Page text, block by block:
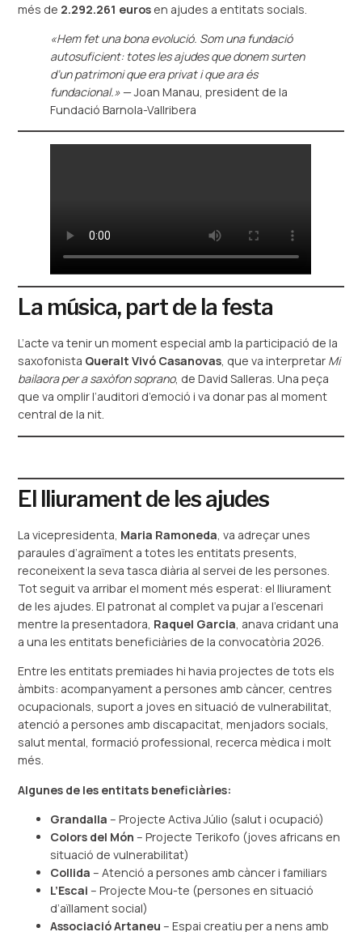
més de 2.292.261 euros en ajudes a entitats socials.
«Hem fet una bona evolució. Som una fundació
autosuficient: totes les ajudes que donem surten
d’un patrimoni que era privat i que ara és
fundacional.»— Joan Manau, president de la
Fundació Barnola-Vallribera
La música, part de la festa
L’acte va tenir un moment especial amb la participació de la
saxofonista Queralt Vivó Casanovas, que va interpretar Mi
bailaora per a saxòfon soprano, de David Salleras. Una peça
que va omplir l’auditori d’emoció i va donar pas al moment
central de la nit.
El lliurament de les ajudes
La vicepresidenta, Maria Ramoneda, va adreçar unes
paraules d’agraïment a totes les entitats presents,
reconeixent la seva tasca diària al servei de les persones.
Tot seguit va arribar el moment més esperat: el lliurament
de les ajudes. El patronat al complet va pujar a l’escenari
mentre la presentadora, Raquel Garcia, anava cridant una
a una les entitats beneficiàries de la convocatòria 2026.
Entre les entitats premiades hi havia projectes de tots els
àmbits: acompanyament a persones amb càncer, centres
ocupacionals, suport a joves en situació de vulnerabilitat,
atenció a persones amb discapacitat, menjadors socials,
salut mental, formació professional, recerca mèdica i molt
més.
Algunes de les entitats beneficiàries:
Grandalla – Projecte Activa Júlio (salut i ocupació)
Colors del Món – Projecte Terikofo (joves africans en
situació de vulnerabilitat)
Collida – Atenció a persones amb càncer i familiars
L’Escai – Projecte Mou-te (persones en situació
d’aïllament social)
Associació Artaneu – Espai creatiu per a nens amb